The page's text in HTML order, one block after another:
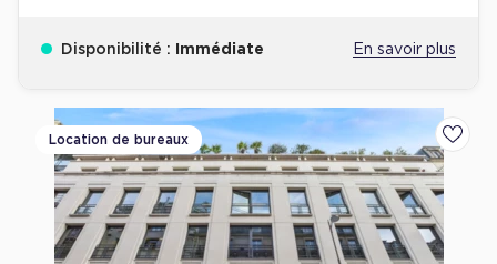
Disponibilité : Immédiate En savoir plus
Location de bureaux